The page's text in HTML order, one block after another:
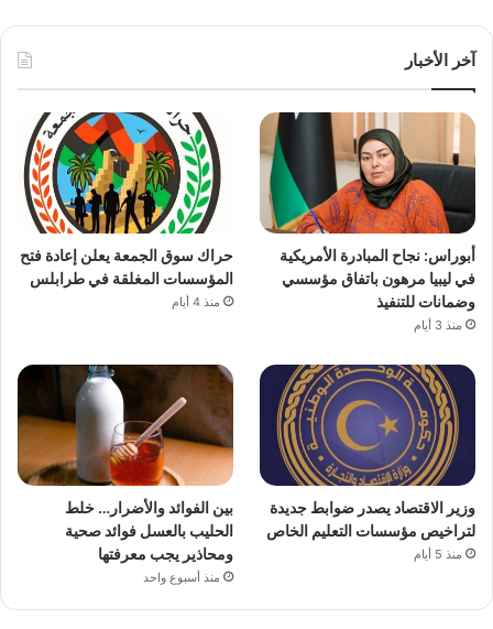
آخر الأخبار
أبوراس: نجاح المبادرة الأمريكية
في ليبيا مرهون باتفاق مؤسسي
وضمانات للتنفيذ
منذ 3 أيام
حراك سوق الجمعة يعلن إعادة فتح
المؤسسات المغلقة في طرابلس
منذ 4 أيام
وزير الاقتصاد يصدر ضوابط جديدة
لتراخيص مؤسسات التعليم الخاص
منذ 5 أيام
بين الفوائد والأضرار… خلط
الحليب بالعسل فوائد صحية
ومحاذير يجب معرفتها
منذ أسبوع واحد